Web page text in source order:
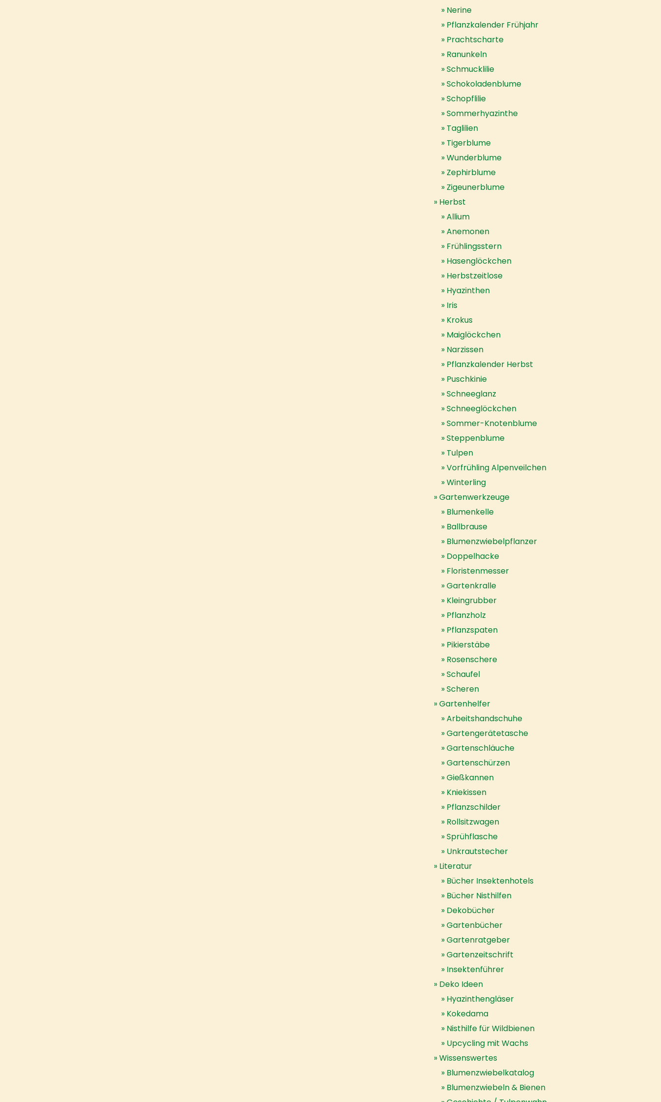
Nerine
Pflanzkalender Frühjahr
Prachtscharte
Ranunkeln
Schmucklilie
Schokoladenblume
Schopflilie
Sommerhyazinthe
Taglilien
Tigerblume
Wunderblume
Zephirblume
Zigeunerblume
Herbst
Allium
Anemonen
Frühlingsstern
Hasenglöckchen
Herbstzeitlose
Hyazinthen
Iris
Krokus
Maiglöckchen
Narzissen
Pflanzkalender Herbst
Puschkinie
Schneeglanz
Schneeglöckchen
Sommer-Knotenblume
Steppenblume
Tulpen
Vorfrühling Alpenveilchen
Winterling
Gartenwerkzeuge
Blumenkelle
Ballbrause
Blumenzwiebelpflanzer
Doppelhacke
Floristenmesser
Gartenkralle
Kleingrubber
Pflanzholz
Pflanzspaten
Pikierstäbe
Rosenschere
Schaufel
Scheren
Gartenhelfer
Arbeitshandschuhe
Gartengerätetasche
Gartenschläuche
Gartenschürzen
Gießkannen
Kniekissen
Pflanzschilder
Rollsitzwagen
Sprühflasche
Unkrautstecher
Literatur
Bücher Insektenhotels
Bücher Nisthilfen
Dekobücher
Gartenbücher
Gartenratgeber
Gartenzeitschrift
Insektenführer
Deko Ideen
Hyazinthengläser
Kokedama
Nisthilfe für Wildbienen
Upcycling mit Wachs
Wissenswertes
Blumenzwiebelkatalog
Blumenzwiebeln & Bienen